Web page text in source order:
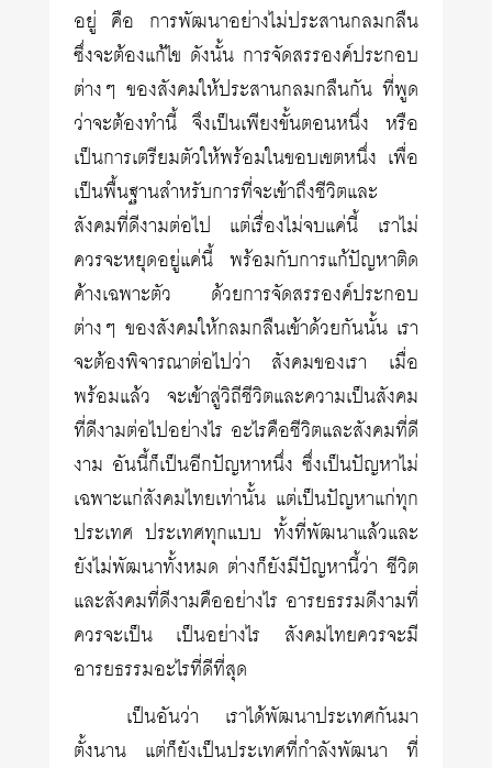
อยู่ คือ การพัฒนาอย่างไม่ประสานกลมกลืน
ซึ่งจะต้องแก้ไข ดังนั้น การจัดสรรองค์ประกอบ
ต่างๆ ของสังคมให้ประสานกลมกลืนกัน ที่พูด
ว่าจะต้องทำนี้ จึงเป็นเพียงขั้นตอนหนึ่ง หรือ
เป็นการเตรียมตัวให้พร้อมในขอบเขตหนึ่ง เพื่อ
เป็นพื้นฐานสำหรับการที่จะเข้าถึงชีวิตและ
สังคมที่ดีงามต่อไป แต่เรื่องไม่จบแค่นี้ เราไม่
ควรจะหยุดอยู่แค่นี้ พร้อมกับการแก้ปัญหาติด
ค้างเฉพาะตัว ด้วยการจัดสรรองค์ประกอบ
ต่างๆ ของสังคมให้กลมกลืนเข้าด้วยกันนั้น เรา
จะต้องพิจารณาต่อไปว่า สังคมของเรา เมื่อ
พร้อมแล้ว จะเข้าสู่วิถีชีวิตและความเป็นสังคม
ที่ดีงามต่อไปอย่างไร อะไรคือชีวิตและสังคมที่ดี
งาม อันนี้ก็เป็นอีกปัญหาหนึ่ง ซึ่งเป็นปัญหาไม่
เฉพาะแก่สังคมไทยเท่านั้น แต่เป็นปัญหาแก่ทุก
ประเทศ ประเทศทุกแบบ ทั้งที่พัฒนาแล้วและ
ยังไม่พัฒนาทั้งหมด ต่างก็ยังมีปัญหานี้ว่า ชีวิต
และสังคมที่ดีงามคืออย่างไร อารยธรรมดีงามที่
ควรจะเป็น เป็นอย่างไร สังคมไทยควรจะมี
อารยธรรมอะไรที่ดีที่สุด
เป็นอันว่า เราได้พัฒนาประเทศกันมา
ตั้งนาน แต่ก็ยังเป็นประเทศที่กำลังพัฒนา ที่